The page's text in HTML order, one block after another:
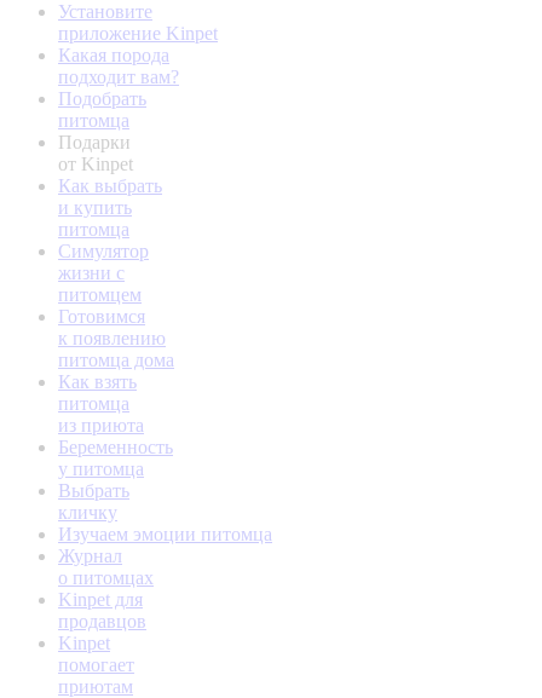
Установите
приложение Kinpet
Какая порода
подходит вам?
Подобрать
питомца
Подарки
от Kinpet
Как выбрать
и купить
питомца
Симулятор
жизни с
питомцем
Готовимся
к появлению
питомца дома
Как взять
питомца
из приюта
Беременность
у питомца
Выбрать
кличку
Изучаем эмоции питомца
Журнал
о питомцах
Kinpet для
продавцов
Kinpet
помогает
приютам